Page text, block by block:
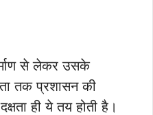
से लेकर उसके
तक प्रशासन की
ही ये तय होती है।